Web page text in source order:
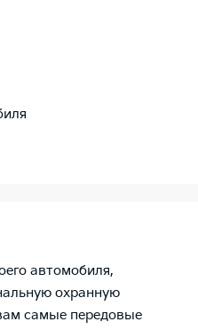
автомобиля,
охранную
самые передовые